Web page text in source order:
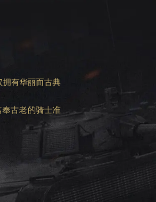
拥有华丽而古典
古老的骑士准